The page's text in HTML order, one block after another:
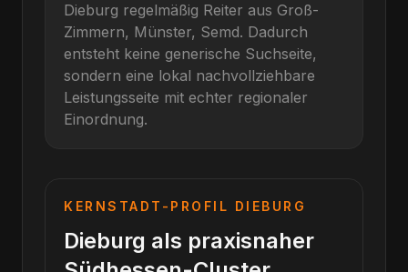
Dieburg regelmäßig Reiter aus Groß-
Zimmern, Münster, Semd. Dadurch
entsteht keine generische Suchseite,
sondern eine lokal nachvollziehbare
Leistungsseite mit echter regionaler
Einordnung.
KERNSTADT-PROFIL DIEBURG
Dieburg als praxisnaher